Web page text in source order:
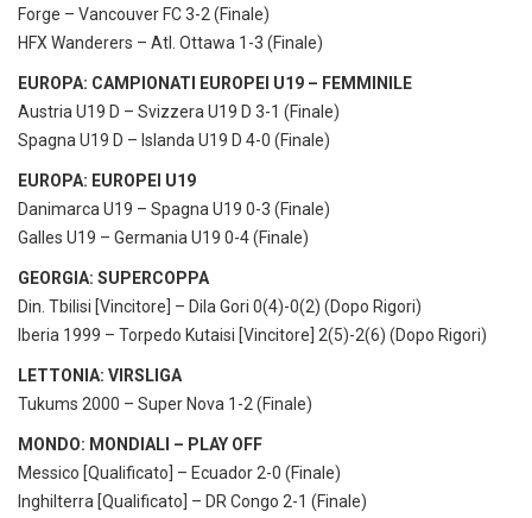
Forge – Vancouver FC 3-2 (Finale)
HFX Wanderers – Atl. Ottawa 1-3 (Finale)
EUROPA: CAMPIONATI EUROPEI U19 – FEMMINILE
Austria U19 D – Svizzera U19 D 3-1 (Finale)
Spagna U19 D – Islanda U19 D 4-0 (Finale)
EUROPA: EUROPEI U19
Danimarca U19 – Spagna U19 0-3 (Finale)
Galles U19 – Germania U19 0-4 (Finale)
GEORGIA: SUPERCOPPA
Din. Tbilisi [Vincitore] – Dila Gori 0(4)-0(2) (Dopo Rigori)
Iberia 1999 – Torpedo Kutaisi [Vincitore] 2(5)-2(6) (Dopo Rigori)
LETTONIA: VIRSLIGA
Tukums 2000 – Super Nova 1-2 (Finale)
MONDO: MONDIALI – PLAY OFF
Messico [Qualificato] – Ecuador 2-0 (Finale)
Inghilterra [Qualificato] – DR Congo 2-1 (Finale)